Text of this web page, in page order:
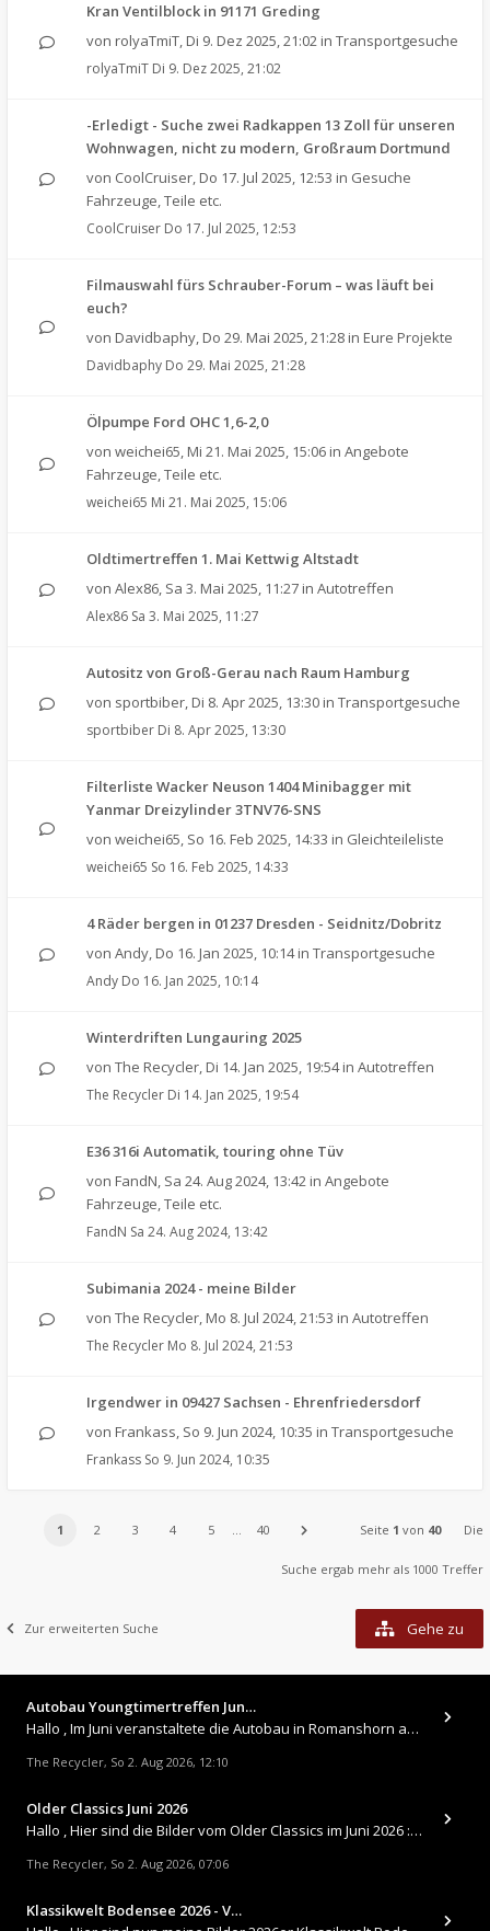
Kran Ventilblock in 91171 Greding
von rolyaTmiT, Di 9. Dez 2025, 21:02 in Transportgesuche
rolyaTmiT Di 9. Dez 2025, 21:02
-Erledigt - Suche zwei Radkappen 13 Zoll für unseren
Wohnwagen, nicht zu modern, Großraum Dortmund
von CoolCruiser, Do 17. Jul 2025, 12:53 in Gesuche
Fahrzeuge, Teile etc.
CoolCruiser Do 17. Jul 2025, 12:53
Filmauswahl fürs Schrauber-Forum – was läuft bei
euch?
von Davidbaphy, Do 29. Mai 2025, 21:28 in Eure Projekte
Davidbaphy Do 29. Mai 2025, 21:28
Ölpumpe Ford OHC 1,6-2,0
von weichei65, Mi 21. Mai 2025, 15:06 in Angebote
Fahrzeuge, Teile etc.
weichei65 Mi 21. Mai 2025, 15:06
Oldtimertreffen 1. Mai Kettwig Altstadt
von Alex86, Sa 3. Mai 2025, 11:27 in Autotreffen
Alex86 Sa 3. Mai 2025, 11:27
Autositz von Groß-Gerau nach Raum Hamburg
von sportbiber, Di 8. Apr 2025, 13:30 in Transportgesuche
sportbiber Di 8. Apr 2025, 13:30
Filterliste Wacker Neuson 1404 Minibagger mit
Yanmar Dreizylinder 3TNV76-SNS
von weichei65, So 16. Feb 2025, 14:33 in Gleichteileliste
weichei65 So 16. Feb 2025, 14:33
4 Räder bergen in 01237 Dresden - Seidnitz/Dobritz
von Andy, Do 16. Jan 2025, 10:14in Transportgesuche
Andy Do 16. Jan 2025, 10:14
Winterdriften Lungauring 2025
von The Recycler, Di 14. Jan 2025, 19:54in Autotreffen
The Recycler Di 14. Jan 2025, 19:54
E36 316i Automatik, touring ohne Tüv
von FandN, Sa 24. Aug 2024, 13:42 in Angebote
Fahrzeuge, Teile etc.
FandN Sa 24. Aug 2024, 13:42
Subimania 2024 - meine Bilder
von The Recycler, Mo 8. Jul 2024, 21:53 in Autotreffen
The Recycler Mo 8. Jul 2024, 21:53
Irgendwer in 09427 Sachsen - Ehrenfriedersdorf
von Frankass, So 9. Jun 2024, 10:35 in Transportgesuche
Frankass So 9. Jun 2024, 10:35
1 2 3 4 5 … 40 Seite 1 von 40 Die
Suche ergab mehr als 1000 Treffer
Zur erweiterten Suche Gehe zu
Autobau Youngtimertreffen Jun…
Hallo , Im Juni veranstaltete die Autobau in Romanshorn auf ihrem Gelände ein kleines Youngtimertreffen : https://up.
The Recycler, So 2. Aug 2026, 12:10
Older Classics Juni 2026
​Hallo , Hier sind die Bilder vom Older Classics im Juni 2026 : https://up.picr.de/51155940wd.jpg https://up.pic
The Recycler, So 2. Aug 2026, 07:06
Klassikwelt Bodensee 2026 - V…